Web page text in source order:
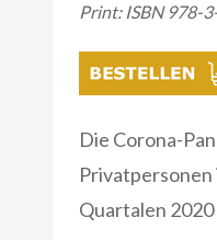
Print: ISBN 978-
Die Corona-
Privatpersonen
Quartalen